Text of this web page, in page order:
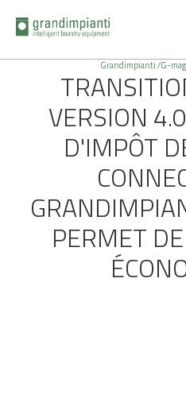
Grandimpianti /G-
VERSION
D'IMPÔT
PERMET